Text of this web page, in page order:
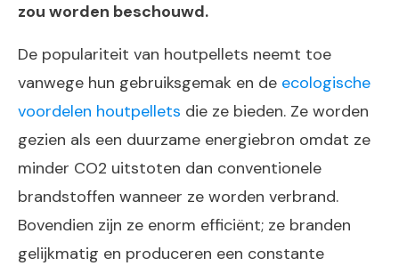
zou worden beschouwd.
De populariteit van houtpellets neemt toe
vanwege hun gebruiksgemak en de ecologische
voordelen houtpellets die ze bieden. Ze worden
gezien als een duurzame energiebron omdat ze
minder CO2 uitstoten dan conventionele
brandstoffen wanneer ze worden verbrand.
Bovendien zijn ze enorm efficiënt; ze branden
gelijkmatig en produceren een constante